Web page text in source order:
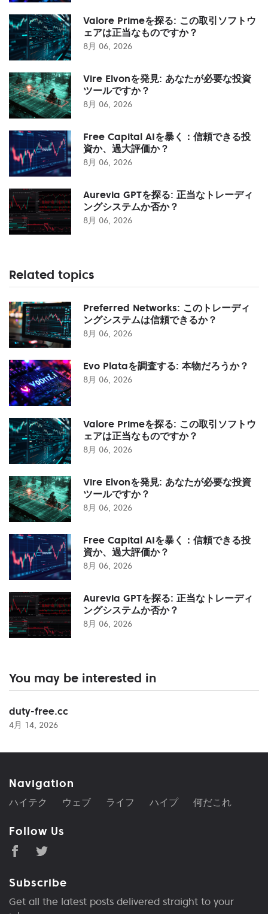
Valore Primeを探る: この取引ソフトウ
ェアは正当なものですか？
8月 06, 2026
Vire Elvonを発見: あなたが必要な投資
ツールですか？
8月 06, 2026
Free Capital AIを暴く：信頼できる投
資か、過大評価か？
8月 06, 2026
Aurevia GPTを探る: 正当なトレーディ
ングシステムか否か？
8月 06, 2026
Related topics
Preferred Networks: このトレーディ
ングシステムは信頼できるか？
8月 06, 2026
Evo Plataを調査する: 本物だろうか？
8月 06, 2026
Valore Primeを探る: この取引ソフトウ
ェアは正当なものですか？
8月 06, 2026
Vire Elvonを発見: あなたが必要な投資
ツールですか？
8月 06, 2026
Free Capital AIを暴く：信頼できる投
資か、過大評価か？
8月 06, 2026
Aurevia GPTを探る: 正当なトレーディ
ングシステムか否か？
8月 06, 2026
You may be interested in
duty-free.cc
4月 14, 2026
Navigation
ハイテク ウェブ ライフ ハイプ 何だこれ
Follow Us
Subscribe
Get all the latest posts delivered straight to your